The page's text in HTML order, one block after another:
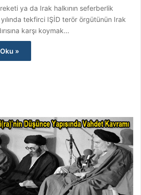
ya da Irak halkının seferberlik
tekfirci IŞİD terör örgütünün Irak
karşı koymak…
»